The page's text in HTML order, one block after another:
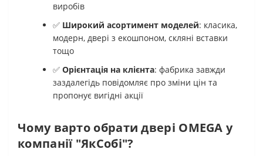
виробів
✅ Широкий асортимент моделей: класика,
модерн, двері з екошпоном, скляні вставки
тощо
✅ Орієнтація на клієнта: фабрика завжди
заздалегідь повідомляє про зміни цін та
пропонує вигідні акції
Чому варто обрати двері OMEGA у
компанії "ЯкСобі"?